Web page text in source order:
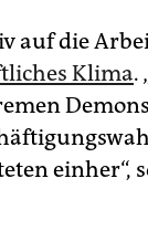
auf die
Klima.
einher“,